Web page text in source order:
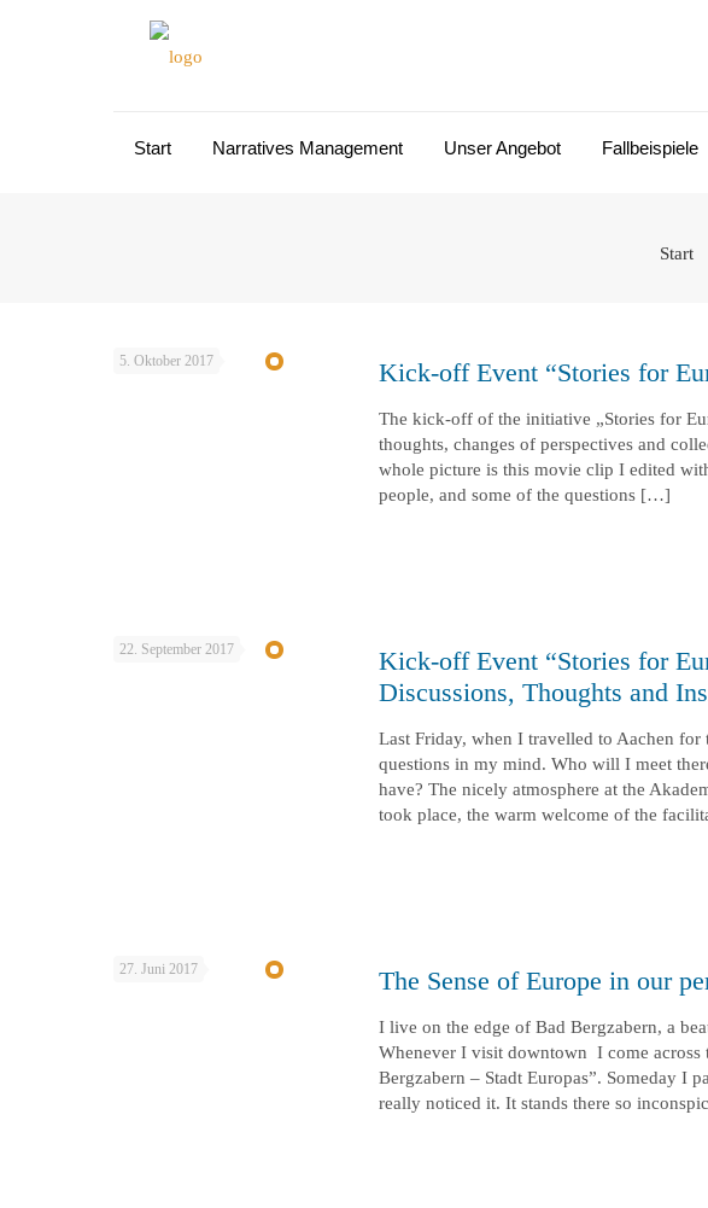
Start Narratives Management Unser Angebot Fallbeispiele
Start
5. Oktober 2017 Kick-off Event “Stories for
The kick-off of the initiative „Stories for
thoughts, changes of perspectives and
whole picture is this movie clip I edited
people, and some of the questions […]
22. September 2017
Kick-off Event “Stories for
Discussions, Thoughts and
Last Friday, when I travelled to Aachen
questions in my mind. Who will I meet
have? The nicely atmosphere at the
took place, the warm welcome of the
27. Juni 2017 The Sense of Europe in our
I live on the edge of Bad Bergzabern, a
Whenever I visit downtown I come across
Bergzabern – Stadt Europas”. Someday I
really noticed it. It stands there so